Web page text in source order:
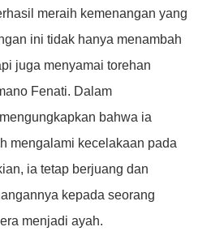
meraih kemenangan yang
ini tidak hanya menambah
juga menyamai torehan
Fenati. Dalam
bahwa ia
mengalami kecelakaan pada
ia tetap berjuang dan
kepada seorang
menjadi ayah.